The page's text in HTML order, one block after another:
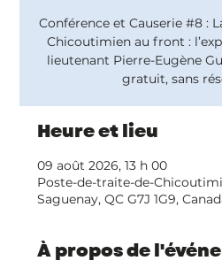
Conférence et Causerie #8 :
Chicoutimien au front :
lieutenant Pierre-Eugène
gratuit, sans
Heure et lieu
09 août 2026, 13 h 00
Poste-de-traite-de-
Saguenay, QC G7J 1G9,
À propos de